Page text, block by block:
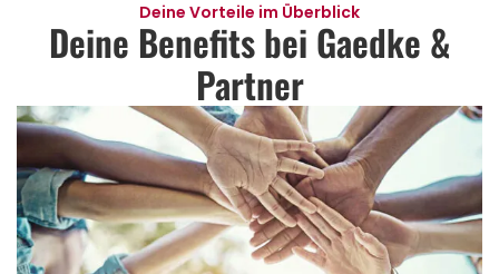
Deine Vorteile im Überblick
Deine Benefits bei Gaedke &
Partner